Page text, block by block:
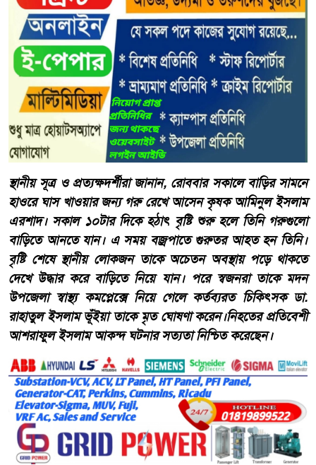
স্থানীয় সূত্র ও প্রত্যক্ষদর্শীরা জানান, রোববার সকালে বাড়ির সামনে
হাওরে ঘাস খাওয়ার জন্য গরু রেখে আসেন কৃষক আমিনুল ইসলাম
এরশাদ। সকাল ১০টার দিকে হঠাৎ বৃষ্টি শুরু হলে তিনি গরুগুলো
বাড়িতে আনতে যান। এ সময় বজ্রপাতে গুরুতর আহত হন তিনি।
বৃষ্টি শেষে স্থানীয় লোকজন তাকে অচেতন অবস্থায় পড়ে থাকতে
দেখে উদ্ধার করে বাড়িতে নিয়ে যান। পরে স্বজনরা তাকে মদন
উপজেলা স্বাস্থ্য কমপ্লেক্সে নিয়ে গেলে কর্তব্যরত চিকিৎসক ডা.
রাহাতুল ইসলাম ভূঁইয়া তাকে মৃত ঘোষণা করেন।নিহতের প্রতিবেশী
আশরাফুল ইসলাম আকন্দ ঘটনার সত্যতা নিশ্চিত করেছেন।